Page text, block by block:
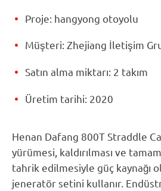
Proje: hangyong otoyolu
Müşteri: Zhejiang İletişim
Satın alma miktarı: 2 takım
Üretim tarihi: 2020
Henan Dafang 800T Straddle
yürümesi, kaldırılması ve
tahrik edilmesiyle güç kaynağı
jeneratör setini kullanır.